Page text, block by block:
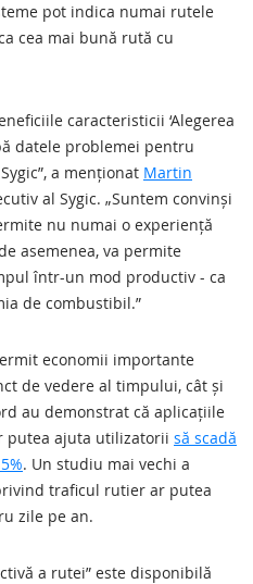
pot indica numai rutele
cea mai bună rută cu
caracteristicii ‘Alegerea
datele problemei pentru
a menționat Martin
al Sygic. „Suntem convinși
nu numai o experiență
asemenea, va permite
într-un mod productiv - ca
de combustibil.”
economii importante
de vedere al timpului, cât și
au demonstrat că aplicațiile
putea ajuta utilizatorii să scadă
. Un studiu mai vechi a
traficul rutier ar putea
zile pe an.
a rutei” este disponibilă